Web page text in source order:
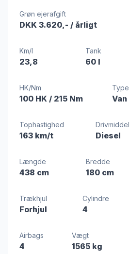
Grøn ejerafgift
DKK 3.620,- / årligt
Km/l
23,8
Tank
60 l
HK/Nm
100 HK / 215 Nm
Type
Van
Tophastighed
163 km/t
Drivmiddel
Diesel
Længde
438 cm
Bredde
180 cm
Trækhjul
Forhjul
Cylindre
4
Airbags
4
Vægt
1565 kg